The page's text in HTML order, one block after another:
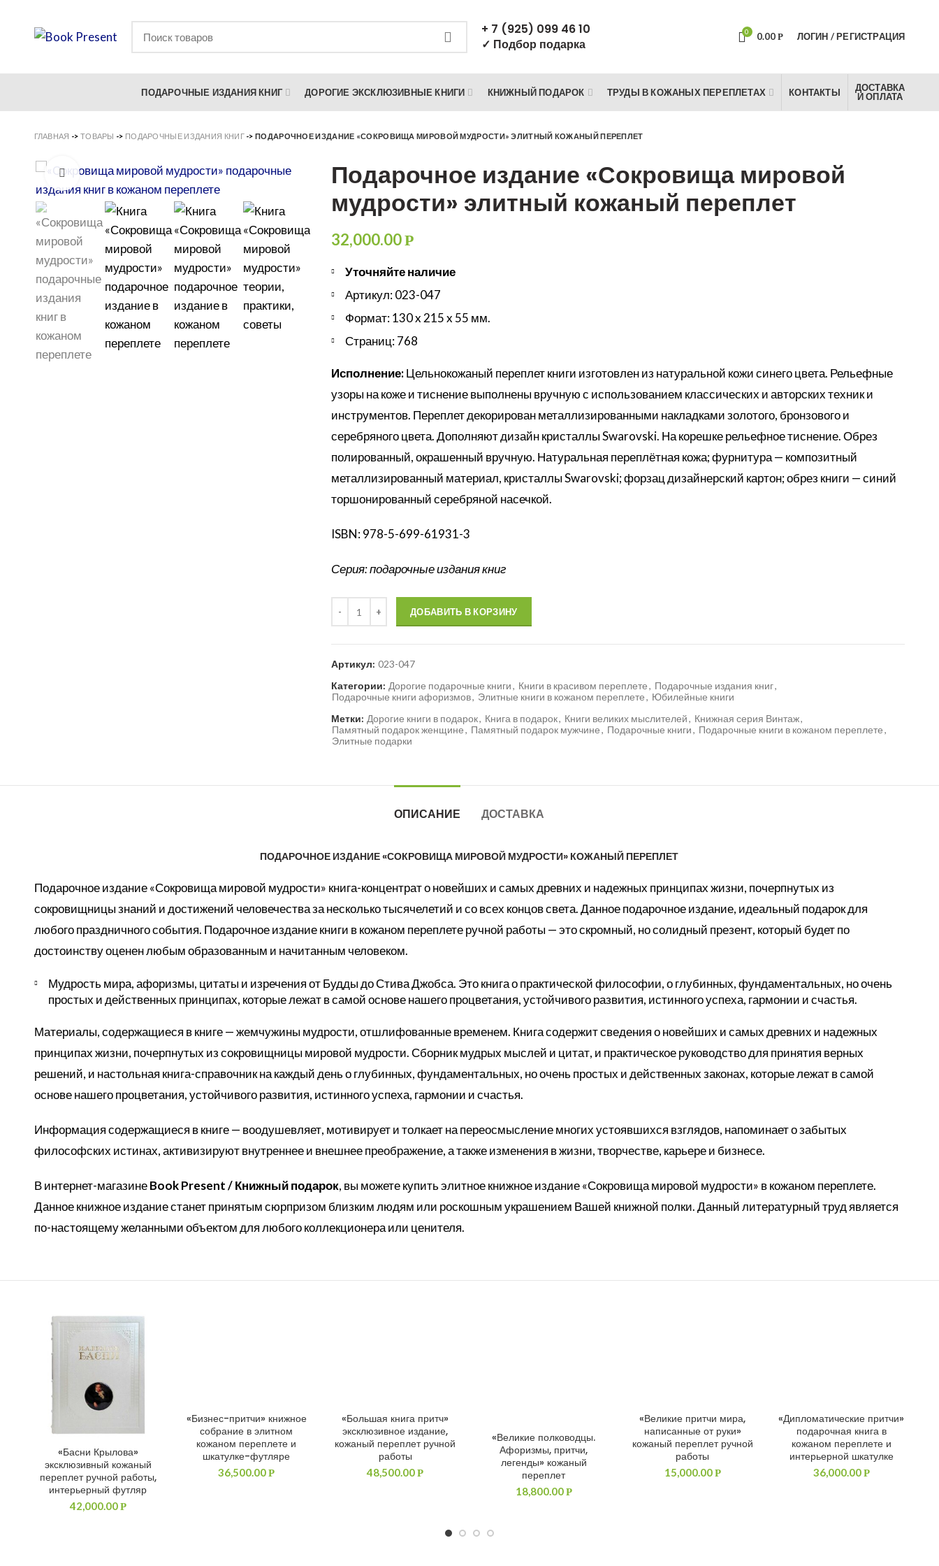
+ 7 (925) 099 46 10
✓ Подбор подарка
0 0.00 Р ЛОГИН / РЕГИСТРАЦИЯ
ПОДАРОЧНЫЕ ИЗДАНИЯ КНИГ ДОРОГИЕ ЭКСКЛЮЗИВНЫЕ КНИГИ КНИЖНЫЙ ПОДАРОК ТРУДЫ В КОЖАНЫХ ПЕРЕПЛЕТАХ КОНТАКТЫ
ДОСТАВКА
И ОПЛАТА
ГЛАВНАЯ -> ТОВАРЫ -> ПОДАРОЧНЫЕ ИЗДАНИЯ КНИГ->ПОДАРОЧНОЕ ИЗДАНИЕ «СОКРОВИЩА МИРОВОЙ МУДРОСТИ» ЭЛИТНЫЙ КОЖАНЫЙ ПЕРЕПЛЕТ
Увеличить
Подарочное издание «Сокровища мировой
мудрости» элитный кожаный переплет
32,000.00Р
Уточняйте наличие
Артикул: 023-047
Формат: 130 x 215 x 55 мм.
Страниц: 768
Исполнение:Цельнокожаный переплет книги изготовлен из натуральной кожи синего цвета. Рельефные
узоры на коже и тиснение выполнены вручную с использованием классических и авторских техник и
инструментов. Переплет декорирован металлизированными накладками золотого, бронзового и
серебряного цвета. Дополняют дизайн кристаллы Swarovski. На корешке рельефное тиснение. Обрез
полированный, окрашенный вручную. Натуральная переплётная кожа; фурнитура — композитный
металлизированный материал, кристаллы Swarovski; форзац дизайнерский картон; обрез книги — синий
торшонированный серебряной насечкой.
ISBN: 978-5-699-61931-3
Серия: подарочные издания книг
ДОБАВИТЬ В КОРЗИНУ
Артикул: 023-047
Категории: Дорогие подарочные книги, Книги в красивом переплете, Подарочные издания книг,
Подарочные книги афоризмов, Элитные книги в кожаном переплете, Юбилейные книги
Метки: Дорогие книги в подарок, Книга в подарок, Книги великих мыслителей, Книжная серия Винтаж,
Памятный подарок женщине, Памятный подарок мужчине, Подарочные книги, Подарочные книги в кожаном переплете,
Элитные подарки
ОПИСАНИЕ ДОСТАВКА
ПОДАРОЧНОЕ ИЗДАНИЕ «СОКРОВИЩА МИРОВОЙ МУДРОСТИ» КОЖАНЫЙ ПЕРЕПЛЕТ
Подарочное издание «Сокровища мировой мудрости» книга-концентрат о новейших и самых древних и надежных принципах жизни, почерпнутых из
сокровищницы знаний и достижений человечества за несколько тысячелетий и со всех концов света. Данное подарочное издание, идеальный подарок для
любого праздничного события. Подарочное издание книги в кожаном переплете ручной работы — это скромный, но солидный презент, который будет по
достоинству оценен любым образованным и начитанным человеком.
Мудрость мира, афоризмы, цитаты и изречения от Будды до Стива Джобса. Это книга о практической философии, о глубинных, фундаментальных, но очень
простых и действенных принципах, которые лежат в самой основе нашего процветания, устойчивого развития, истинного успеха, гармонии и счастья.
Материалы, содержащиеся в книге — жемчужины мудрости, отшлифованные временем. Книга содержит сведения о новейших и самых древних и надежных
принципах жизни, почерпнутых из сокровищницы мировой мудрости. Сборник мудрых мыслей и цитат, и практическое руководство для принятия верных
решений, и настольная книга-справочник на каждый день о глубинных, фундаментальных, но очень простых и действенных законах, которые лежат в самой
основе нашего процветания, устойчивого развития, истинного успеха, гармонии и счастья.
Информация содержащиеся в книге — воодушевляет, мотивирует и толкает на переосмысление многих устоявшихся взглядов, напоминает о забытых
философских истинах, активизируют внутреннее и внешнее преображение, а также изменения в жизни, творчестве, карьере и бизнесе.
В интернет-магазинеBook Present / Книжный подарок, вы можете купить элитное книжное издание «Сокровища мировой мудрости» в кожаном переплете.
Данное книжное издание станет принятым сюрпризом близким людям или роскошным украшением Вашей книжной полки. Данный литературный труд является
по-настоящему желанными объектом для любого коллекционера или ценителя.
ДОБАВИТЬ В КОРЗИНУ
«Басни Крылова»
эксклюзивный кожаный
переплет ручной работы,
интерьерный футляр
42,000.00Р
ДОБАВИТЬ В КОРЗИНУ
«Бизнес-притчи» книжное
собрание в элитном
кожаном переплете и
шкатулке-футляре
36,500.00Р
ДОБАВИТЬ В КОРЗИНУ
«Большая книга притч»
эксклюзивное издание,
кожаный переплет ручной
работы
48,500.00Р
ДОБАВИТЬ В КОРЗИНУ
«Великие полководцы.
Афоризмы, притчи,
легенды» кожаный
переплет
18,800.00Р
ДОБАВИТЬ В КОРЗИНУ
«Великие притчи мира,
написанные от руки»
кожаный переплет ручной
работы
15,000.00Р
ДОБАВИТЬ В КОРЗИНУ
«Дипломатические притчи»
подарочная книга в
кожаном переплете и
интерьерной шкатулке
36,000.00Р